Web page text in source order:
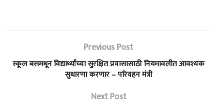
Previous Post
स्कूल बसमधून विद्यार्थ्यांच्या सुरक्षित प्रवासासाठी नियमावलीत आवश्यक
सुधारणा करणार – परिवहन मंत्री
Next Post